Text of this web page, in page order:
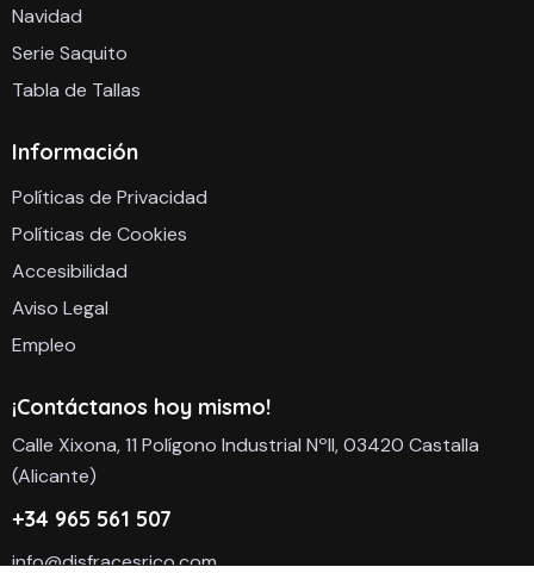
Navidad
Serie Saquito
Tabla de Tallas
Información
Políticas de Privacidad
Políticas de Cookies
Accesibilidad
Aviso Legal
Empleo
¡Contáctanos hoy mismo!
Calle Xixona, 11 Polígono Industrial NºII, 03420 Castalla
(Alicante)
+34 965 561 507
info@disfracesrico.com